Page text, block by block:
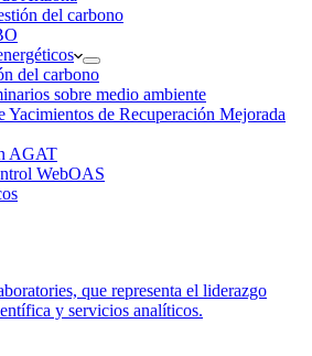
del carbono
del carbono
sobre medio ambiente
Yacimientos de Recuperación Mejorada
AGAT
WebOAS